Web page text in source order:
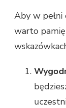
Aby w
warto